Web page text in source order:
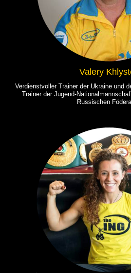
Valery
Verdienstvoller Trainer der Ukraine und
Trainer der Jugend-
Russischen